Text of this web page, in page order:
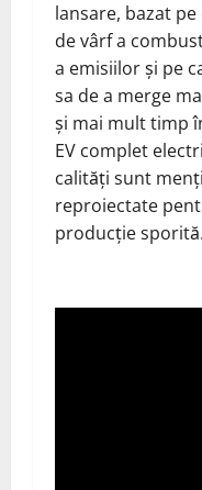
lansare, bazat
de vârf a
a emisiilor și pe
sa de a merge
și mai mult timp
EV complet
calități sunt
reproiectate
producție sporită.